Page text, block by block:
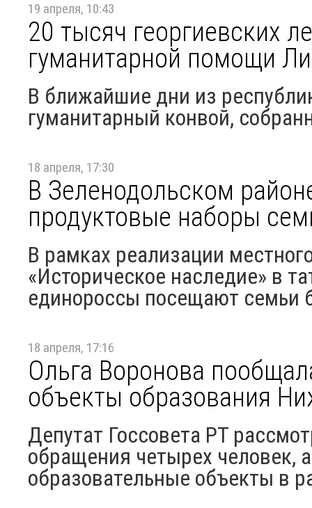
19 апреля, 10:43
20 тысяч георгиевских
гуманитарной помощи
В ближайшие дни из
гуманитарный конвой,
18 апреля, 17:30
В Зеленодольском
продуктовые наборы
В рамках реализации
«Историческое наследие» в
единороссы посещают семьи
18 апреля, 17:16
Ольга Воронова
объекты образования
Депутат Госсовета РТ
обращения четырех человек,
образовательные объекты в